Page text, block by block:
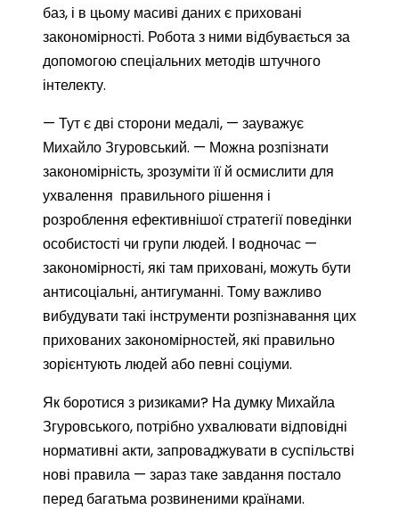
баз, і в цьому масиві даних є приховані
закономірності. Робота з ними відбувається за
допомогою спеціальних методів штучного
інтелекту.
— Тут є дві сторони медалі, — зауважує
Михайло Згуровський. — Можна розпізнати
закономірність, зрозуміти її й осмислити для
ухвалення правильного рішення і
розроблення ефективнішої стратегії поведінки
особистості чи групи людей. І водночас —
закономірності, які там приховані, можуть бути
антисоціальні, антигуманні. Тому важливо
вибудувати такі інструменти розпізнавання цих
прихованих закономірностей, які правильно
зорієнтують людей або певні соціуми.
Як боротися з ризиками? На думку Михайла
Згуровського, потрібно ухвалювати відповідні
нормативні акти, запроваджувати в суспільстві
нові правила — зараз таке завдання постало
перед багатьма розвиненими країнами.